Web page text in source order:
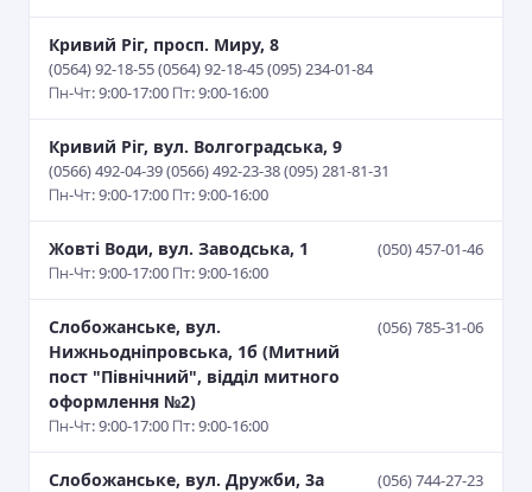
Кривий Ріг, просп. Миру, 8
(0564) 92-18-55 (0564) 92-18-45 (095) 234-01-84
Пн-Чт: 9:00-17:00 Пт: 9:00-16:00
Кривий Ріг, вул. Волгоградська, 9
(0566) 492-04-39 (0566) 492-23-38 (095) 281-81-31
Пн-Чт: 9:00-17:00 Пт: 9:00-16:00
Жовті Води, вул. Заводська, 1
(050) 457-01-46
Пн-Чт: 9:00-17:00 Пт: 9:00-16:00
Слобожанське, вул.
Нижньодніпровська, 1б (Митний
пост "Північний", відділ митного
оформлення №2)
(056) 785-31-06
Пн-Чт: 9:00-17:00 Пт: 9:00-16:00
Слобожанське, вул. Дружби, 3а
(056) 744-27-23